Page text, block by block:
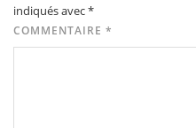
indiqués avec*
COMMENTAIRE *